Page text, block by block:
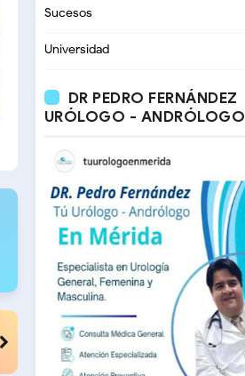
Sucesos
Universidad
DR PEDRO FERNÁNDEZ
URÓLOGO - ANDRÓLOGO